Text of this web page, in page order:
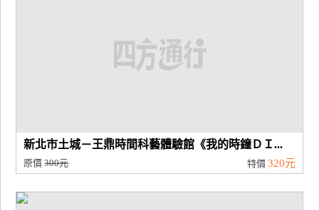
新北市土城－王鼎時間科藝體驗館《我的時鐘ＤＩ...
原價300元 特價 320元